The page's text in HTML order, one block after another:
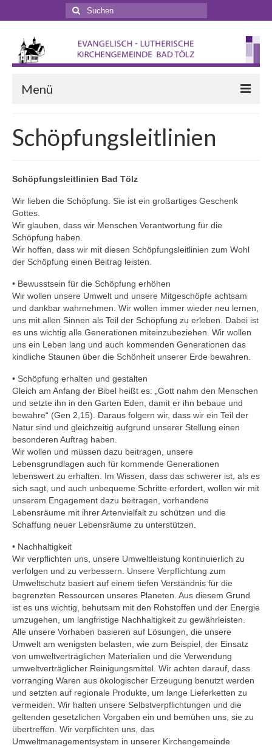
Suchen
nach:
Menü
Veranstaltungen
Gottesdienste
Gottesdienstformen
Zappelphilipp- und Kindergottesdienst
Gemeinde
Mitarbeitende
Pfarrteam
KantorIn
Kita-Träger-Assistenz
Dekanatsbüro
Hausmeister und Mesnerinnen
Soziale Beratung
Kirchenvorstand
Ausschüsse, Arbeitskreise und
Beauftragungen
Protokolle
Kirchen
Johanneskirche Bad Tölz
Altarbild „Kreuzigung“ von Lovis Corinth
Christuskirche Bad Heilbrunn
Geschichte
Karte der Ortsteile
Schöpfungsleitlinien
Schöpfungsleitlinien Bad Tölz
Wir lieben die Schöpfung. Sie ist ein großartiges Geschenk
Gottes.
Wir glauben, dass wir Menschen Verantwortung für die
Schöpfung haben.
Wir hoffen, dass wir mit diesen Schöpfungsleitlinien zum Wohl
der Schöpfung einen Beitrag leisten.
• Bewusstsein für die Schöpfung erhöhen
Wir wollen unsere Umwelt und unsere Mitgeschöpfe achtsam
und dankbar wahrnehmen. Wir wollen immer wieder neu lernen,
uns mit allen Sinnen als Teil der Schöpfung zu erleben. Dabei ist
es uns wichtig alle Generationen miteinzubeziehen. Wir wollen
uns ein Leben lang und auch kommenden Generationen das
kindliche Staunen über die Schönheit unserer Erde bewahren.
• Schöpfung erhalten und gestalten
Gleich am Anfang der Bibel heißt es: „Gott nahm den Menschen
und setzte ihn in den Garten Eden, damit er ihn bebaue und
bewahre“ (Gen 2,15). Daraus folgern wir, dass wir ein Teil der
Natur sind und gleichzeitig aufgrund unserer Stellung einen
besonderen Auftrag haben.
Wir wollen und müssen dazu beitragen, unsere
Lebensgrundlagen auch für kommende Generationen
lebenswert zu erhalten. Im Wissen, dass das schwerer ist, als es
sich sagt, und auch unbequeme Schritte erfordert, wollen wir mit
unserem Engagement dazu beitragen, vorhandene
Lebensräume mit ihrer Artenvielfalt zu schützen und die
Schaffung neuer Lebensräume zu unterstützen.
• Nachhaltigkeit
Wir verpflichten uns, unsere Umweltleistung kontinuierlich zu
verfolgen und zu verbessern. Unsere Verpflichtung zum
Umweltschutz basiert auf einem tiefen Verständnis für die
begrenzten Ressourcen unseres Planeten. Aus diesem Grund
ist es uns wichtig, behutsam mit den Rohstoffen und der Energie
umzugehen, um langfristige Nachhaltigkeit zu gewährleisten.
Alle unsere Vorhaben basieren auf Lösungen, die unsere
Umwelt am wenigsten belasten, wie zum Beispiel, der Einsatz
von umweltverträglichen Materialien und die Verwendung
umweltverträglicher Reinigungsmittel. Wir achten darauf, dass
vorranging Waren aus ökologischer Erzeugung benutzt werden
und setzten auf regionale Produkte, um lange Lieferketten zu
vermeiden. Wir halten unsere Selbstverpflichtungen und die
geltenden gesetzlichen Vorgaben ein und bemühen uns, sie zu
übertreffen. Wir verpflichten uns, das
Umweltmanagementsystem in unserer Kirchengemeinde